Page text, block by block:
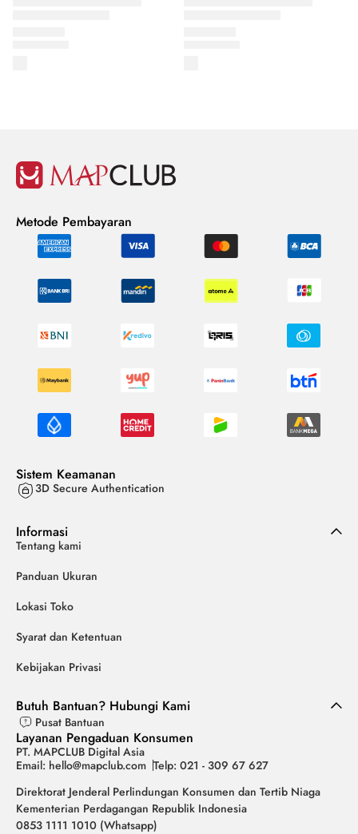
Metode Pembayaran
Sistem Keamanan
3D Secure Authentication
Informasi
Tentang kami
Panduan Ukuran
Lokasi Toko
Syarat dan Ketentuan
Kebijakan Privasi
Butuh Bantuan? Hubungi Kami
Pusat Bantuan
Layanan Pengaduan Konsumen
PT. MAPCLUB Digital Asia
Email: hello@mapclub.com Telp: 021 - 309 67 627
Direktorat Jenderal Perlindungan Konsumen dan Tertib Niaga
Kementerian Perdagangan Republik Indonesia
0853 1111 1010 (Whatsapp)